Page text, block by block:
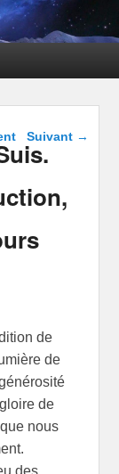
dans les
Suivant →
de
de
de
nous
des